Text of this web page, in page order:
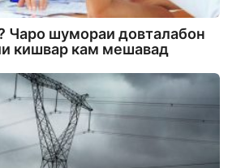
Чаро шумораи довталабон
кишвар кам мешавад